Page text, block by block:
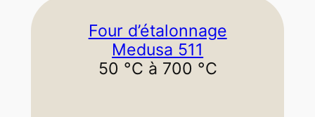
Four d’étalonnage
Medusa 511
50 °C à 700 °C